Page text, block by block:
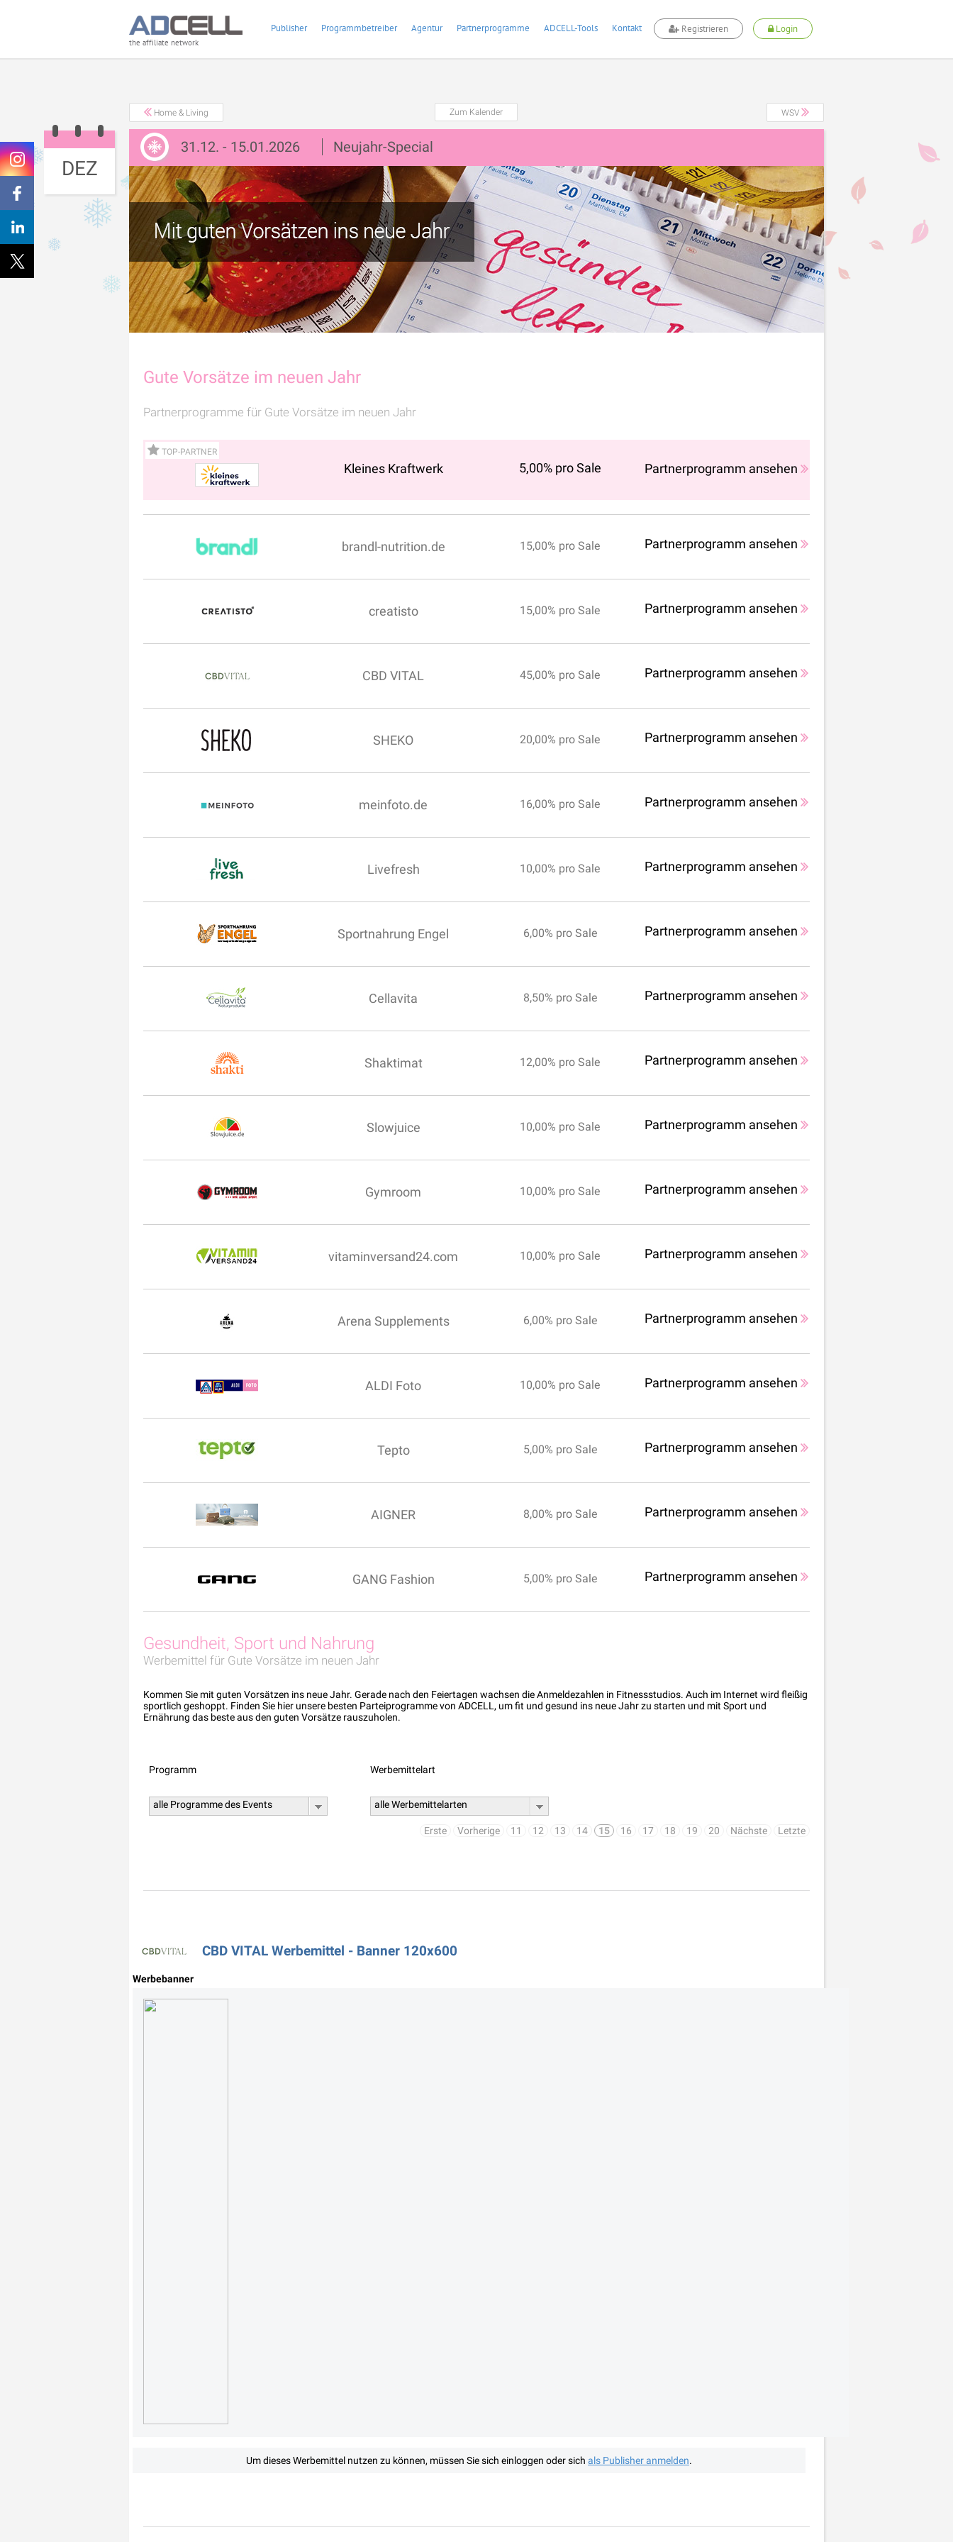
the affiliate network
Publisher Programmbetreiber Agentur Partnerprogramme ADCELL-Tools Kontakt Registrieren Login
DEZ
Home & Living Zum Kalender WSV
31.12. - 15.01.2026 Neujahr-Special
Gute Vorsätze im neuen Jahr
Partnerprogramme für Gute Vorsätze im neuen Jahr
TOP-PARTNER
Kleines Kraftwerk 5,00% pro Sale Partnerprogramm ansehen
brandl-nutrition.de 15,00% pro Sale Partnerprogramm ansehen
creatisto 15,00% pro Sale Partnerprogramm ansehen
CBD VITAL 45,00% pro Sale Partnerprogramm ansehen
SHEKO 20,00% pro Sale Partnerprogramm ansehen
meinfoto.de 16,00% pro Sale Partnerprogramm ansehen
Livefresh 10,00% pro Sale Partnerprogramm ansehen
Sportnahrung Engel 6,00% pro Sale Partnerprogramm ansehen
Cellavita 8,50% pro Sale Partnerprogramm ansehen
Shaktimat 12,00% pro Sale Partnerprogramm ansehen
Slowjuice 10,00% pro Sale Partnerprogramm ansehen
Gymroom 10,00% pro Sale Partnerprogramm ansehen
vitaminversand24.com 10,00% pro Sale Partnerprogramm ansehen
Arena Supplements 6,00% pro Sale Partnerprogramm ansehen
ALDI Foto 10,00% pro Sale Partnerprogramm ansehen
Tepto 5,00% pro Sale Partnerprogramm ansehen
AIGNER 8,00% pro Sale Partnerprogramm ansehen
GANG Fashion 5,00% pro Sale Partnerprogramm ansehen
Gesundheit, Sport und Nahrung
Werbemittel für Gute Vorsätze im neuen Jahr
Kommen Sie mit guten Vorsätzen ins neue Jahr. Gerade nach den Feiertagen wachsen die Anmeldezahlen in Fitnessstudios. Auch im Internet wird fleißig
sportlich geshoppt. Finden Sie hier unsere besten Parteiprogramme von ADCELL, um fit und gesund ins neue Jahr zu starten und mit Sport und
Ernährung das beste aus den guten Vorsätze rauszuholen.
Programm
alle Programme des Events
Werbemittelart
alle Werbemittelarten
Erste Vorherige 11 12 13 14 15 16 17 18 19 20 Nächste Letzte
CBD VITAL Werbemittel - Banner 120x600
Werbebanner
Um dieses Werbemittel nutzen zu können, müssen Sie sich einloggen oder sich als Publisher anmelden.